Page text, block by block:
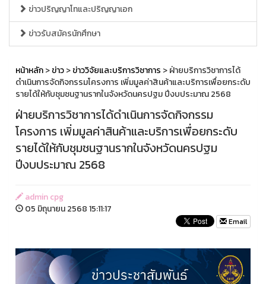
ข่าวปริญญาโทและปริญญาเอก
ข่าวรับสมัครนักศึกษา
หน้าหลัก>ข่าว>ข่าววิจัยและบริการวิชาการ > ฝ่ายบริการวิชาการได้
ดำเนินการจัดกิจกรรมโครงการ เพิ่มมูลค่าสินค้าและบริการเพื่อยกระดับ
รายได้ให้กับชุมชนฐานรากในจังหวัดนครปฐม ปีงบประมาณ 2568
ฝ่ายบริการวิชาการได้ดำเนินการจัดกิจกรรม
โครงการ เพิ่มมูลค่าสินค้าและบริการเพื่อยกระดับ
รายได้ให้กับชุมชนฐานรากในจังหวัดนครปฐม
ปีงบประมาณ 2568
admin cpg
05 มิถุนายน 2568 15:11:17
Email